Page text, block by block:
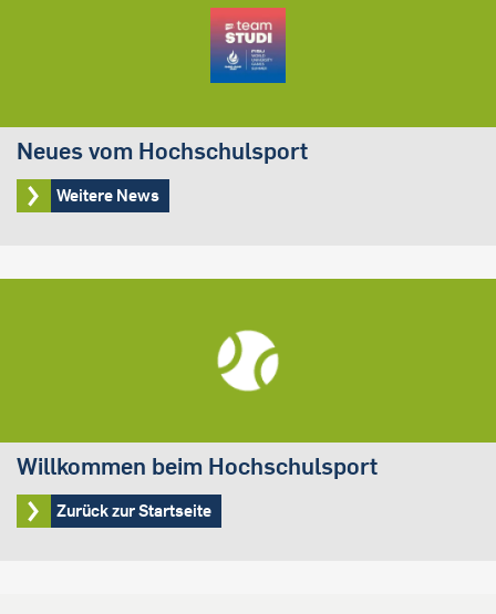
Neues vom Hochschulsport
Weitere News
Willkommen beim Hochschulsport
Zurück zur Startseite